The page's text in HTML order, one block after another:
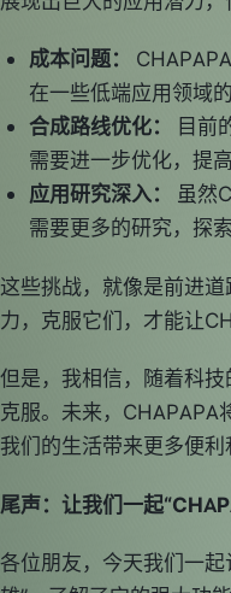
成本问题：
在一些低端应用领域的
合成路线优化：
目前
需要进一步优化，提
应用研究深入：
虽然
需要更多的研究，探
这些挑战，就像是前进
力，克服它们，才能让
但是，我相信，随着科
克服。未来，CHAPAPA
我们的生活带来更多便利
尾声：让我们一起
各位朋友，今天我们一